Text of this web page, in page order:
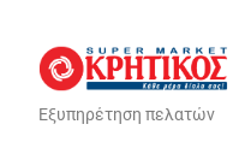
Εξυπηρέτηση πελατών